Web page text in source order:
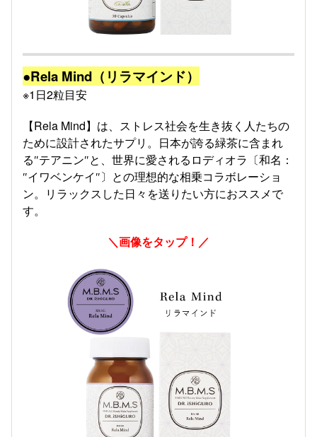
●Rela Mind（リラマインド）
※1日2粒目安
【Rela Mind】は、ストレス社会を生き抜く人たちの
ために設計されたサプリ。日本が誇る緑茶に含まれ
る″テアニン″と、世界に愛されるロディオラ〔和名：
″イワベンケイ″〕との理想的な相乗コラボレーショ
ン。リラックスした日々を送りたい方におススメで
す。
＼画像をタップ！／